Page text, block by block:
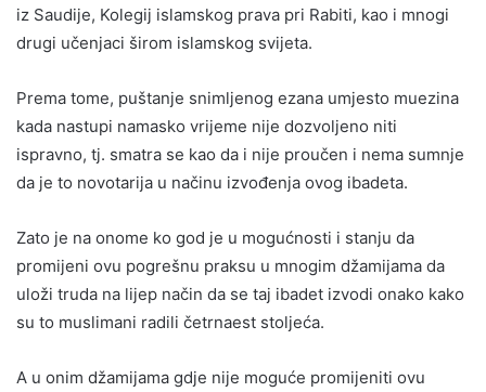
iz Saudije, Kolegij islamskog prava pri Rabiti, kao i mnogi
drugi učenjaci širom islamskog svijeta.
Prema tome, puštanje snimljenog ezana umjesto muezina
kada nastupi namasko vrijeme nije dozvoljeno niti
ispravno, tj. smatra se kao da i nije proučen i nema sumnje
da je to novotarija u načinu izvođenja ovog ibadeta.
Zato je na onome ko god je u mogućnosti i stanju da
promijeni ovu pogrešnu praksu u mnogim džamijama da
uloži truda na lijep način da se taj ibadet izvodi onako kako
su to muslimani radili četrnaest stoljeća.
A u onim džamijama gdje nije moguće promijeniti ovu